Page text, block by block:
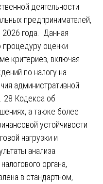
деятельности
предпринимателей,
2026 года. Данная
процедуру оценки
критериев, включая
по налогу на
административной
28 Кодекса об
а также более
устойчивости
нагрузки и
анализа
органа,
в стандартном,